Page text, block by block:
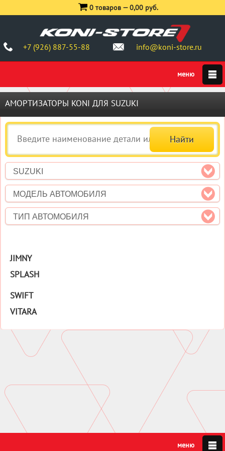
+7 (926) 887-55-88 info@koni-store.ru
0 товаров —0,00 руб.
АМОРТИЗАТОРЫ KONI ДЛЯ SUZUKI
SUZUKI
МОДЕЛЬ АВТОМОБИЛЯ
ТИП АВТОМОБИЛЯ
JIMNY
SPLASH
SWIFT
VITARA